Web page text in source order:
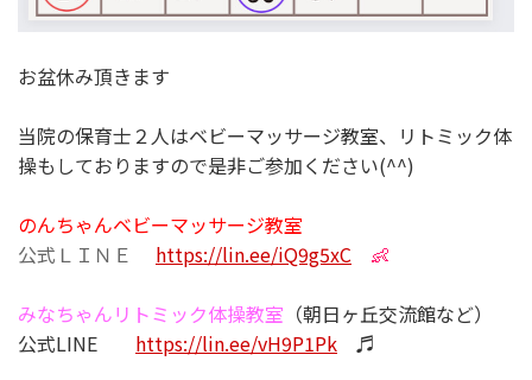
お盆休み頂きます
当院の保育士２人はベビーマッサージ教室、リトミック体
操もしておりますので是非ご参加ください(^^)
のんちゃんベビーマッサージ教室
公式ＬＩＮＥ
https://lin.ee/iQ9g5xC 👶
みなちゃんリトミック体操教室 （朝日ヶ丘交流館など）
公式LINE https://lin.ee/vH9P1Pk ♬